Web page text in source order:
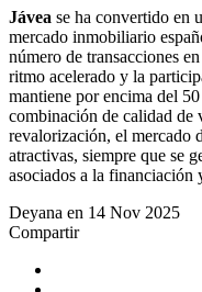
Jávea se ha convertido en
mercado inmobiliario
número de transacciones
ritmo acelerado y la
mantiene por encima del
combinación de calidad de
revalorización, el mercado
atractivas, siempre que se
asociados a la financiación
Deyana en 14 Nov 2025
Compartir